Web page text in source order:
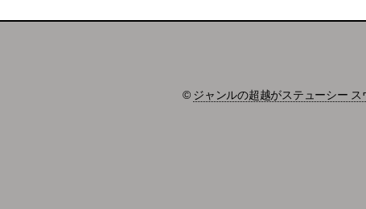
© ジャンルの超越がステューシー